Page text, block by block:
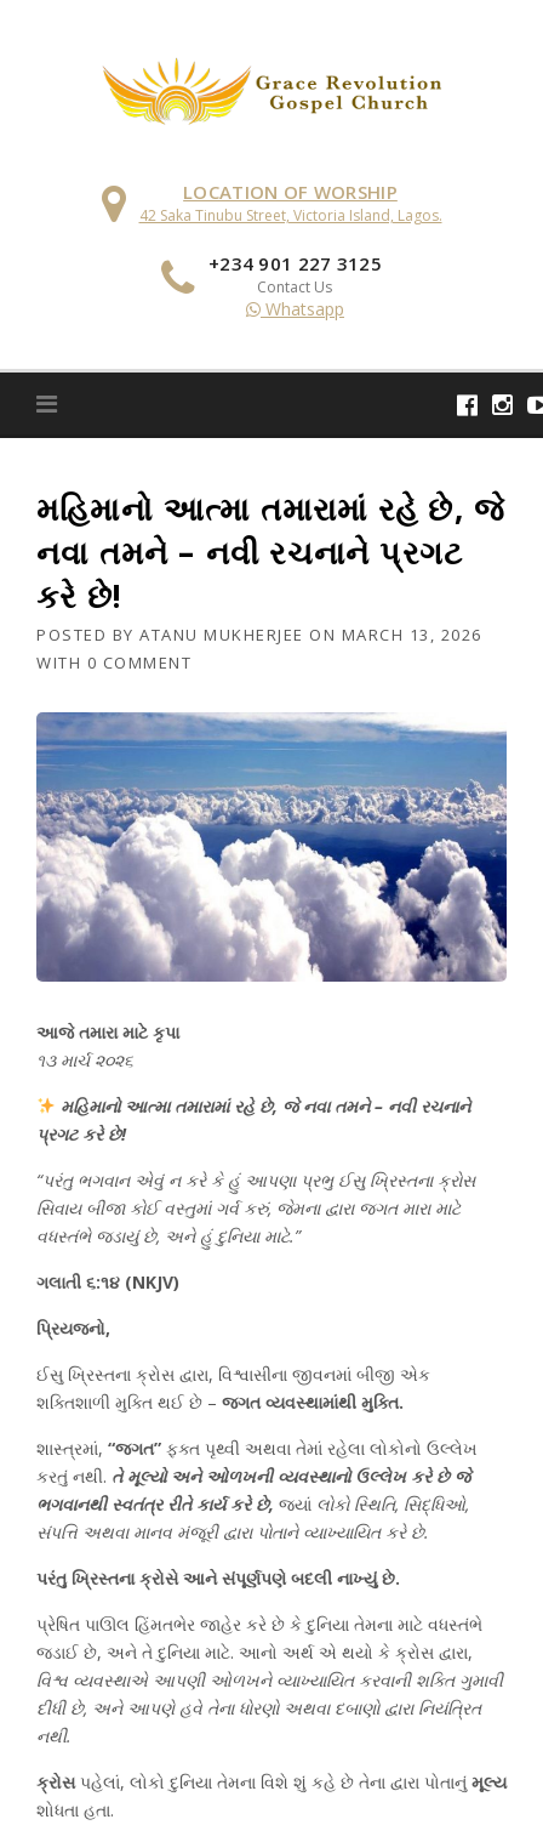
LOCATION OF WORSHIP
42 Saka Tinubu Street, Victoria Island, Lagos.
+234 901 227 3125
Contact Us
Whatsapp
મહિમાનો આત્મા તમારામાં રહે છે, જે
નવા તમને – નવી રચનાને પ્રગટ
કરે છે!
POSTED BY ATANU MUKHERJEE ON MARCH 13, 2026
WITH 0 COMMENT
આજે તમારા માટે કૃપા
૧૩ માર્ચ ૨૦૨૬
મહિમાનો આત્મા તમારામાં રહે છે, જે નવા તમને – નવી રચનાને
પ્રગટ કરે છે!
“પરંતુ ભગવાન એવું ન કરે કે હું આપણા પ્રભુ ઈસુ ખ્રિસ્તના ક્રોસ
સિવાય બીજા કોઈ વસ્તુમાં ગર્વ કરું, જેમના દ્વારા જગત મારા માટે
વધસ્તંભે જડાયું છે, અને હું દુનિયા માટે.”
ગલાતી ૬:૧૪ (NKJV)
પ્રિયજનો,
ઈસુ ખ્રિસ્તના ક્રોસ દ્વારા, વિશ્વાસીના જીવનમાં બીજી એક
શક્તિશાળી મુક્તિ થઈ છે – જગત વ્યવસ્થામાંથી મુક્તિ.
શાસ્ત્રમાં, “જગત” ફક્ત પૃથ્વી અથવા તેમાં રહેલા લોકોનો ઉલ્લેખ
કરતું નથી. તે મૂલ્યો અને ઓળખની વ્યવસ્થાનો ઉલ્લેખ કરે છે જે
ભગવાનથી સ્વતંત્ર રીતે કાર્ય કરે છે, જ્યાં લોકો સ્થિતિ, સિદ્ધિઓ,
સંપત્તિ અથવા માનવ મંજૂરી દ્વારા પોતાને વ્યાખ્યાયિત કરે છે.
પરંતુ ખ્રિસ્તના ક્રોસે આને સંપૂર્ણપણે બદલી નાખ્યું છે.
પ્રેષિત પાઊલ હિંમતભેર જાહેર કરે છે કે દુનિયા તેમના માટે વધસ્તંભે
જડાઈ છે, અને તે દુનિયા માટે. આનો અર્થ એ થયો કે ક્રોસ દ્વારા,
વિશ્વ વ્યવસ્થાએ આપણી ઓળખને વ્યાખ્યાયિત કરવાની શક્તિ ગુમાવી
દીધી છે, અને આપણે હવે તેના ધોરણો અથવા દબાણો દ્વારા નિયંત્રિત
નથી.
ક્રોસપહેલાં, લોકો દુનિયા તેમના વિશે શું કહે છે તેના દ્વારા પોતાનું મૂલ્ય
શોધતા હતા.